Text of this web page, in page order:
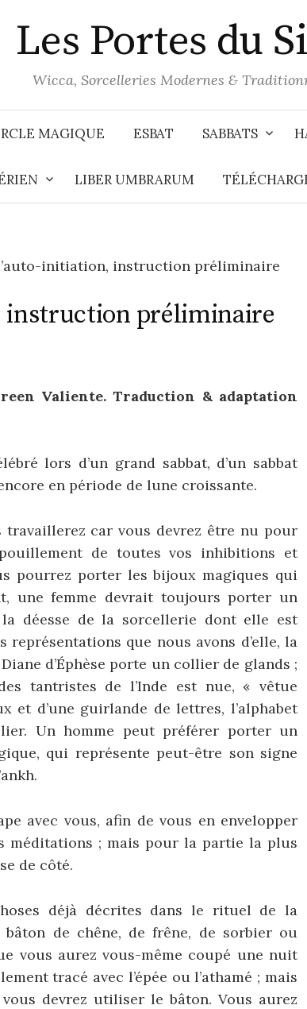
Les Portes du
Wicca, Sorcelleries Modernes &
MAGIQUE ESBAT SABBATS
LIBER UMBRARUM
initiation, instruction préliminaire
instruction préliminaire
Valiente. Traduction & adaptation
lors d’un grand sabbat, d’un sabbat
en période de lune croissante.
travaillerez car vous devrez être nu pour
de toutes vos inhibitions et
pourrez porter les bijoux magiques qui
une femme devrait toujours porter un
déesse de la sorcellerie dont elle est
représentations que nous avons d’elle, la
d’Éphèse porte un collier de glands ;
tantristes de l’Inde est nue, « vêtue
et d’une guirlande de lettres, l’alphabet
Un homme peut préférer porter un
qui représente peut-être son signe
avec vous, afin de vous en envelopper
méditations ; mais pour la partie la plus
de côté.
déjà décrites dans le rituel de la
de chêne, de frêne, de sorbier ou
vous aurez vous-même coupé une nuit
tracé avec l’épée ou l’athamé ; mais
vous devrez utiliser le bâton. Vous aurez